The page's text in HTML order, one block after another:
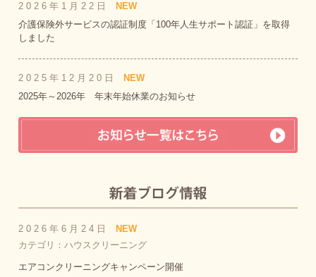
2026年1月22日
NEW
介護保険外サービスの認証制度「100年人生サポート認証」を取得
しました
2025年12月20日
NEW
2025年～2026年 年末年始休業のお知らせ
2026年6月24日
NEW
カテゴリ：ハウスクリーニング
エアコンクリーニングキャンペーン開催